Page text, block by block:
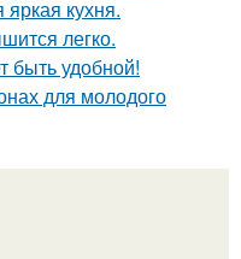
яркая кухня.
легко.
быть удобной!
для молодого